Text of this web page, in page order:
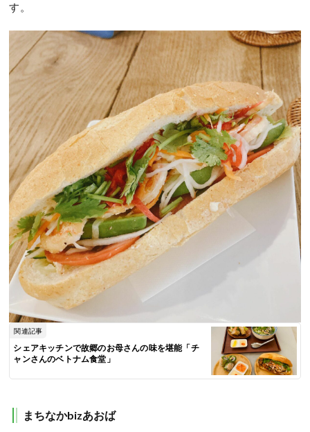
す。
関連記事
シェアキッチンで故郷のお母さんの味を堪能「チ
ャンさんのベトナム食堂」
まちなかbizあおば